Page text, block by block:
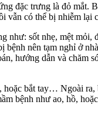
đặc trưng là đỏ mắt.
vẫn có thể bị nhiễm lại
sốt nhẹ, mệt
nên tạm nghỉ ở
hướng dẫn và
bắt tay… Ngoài
bệnh như ao, hồ,